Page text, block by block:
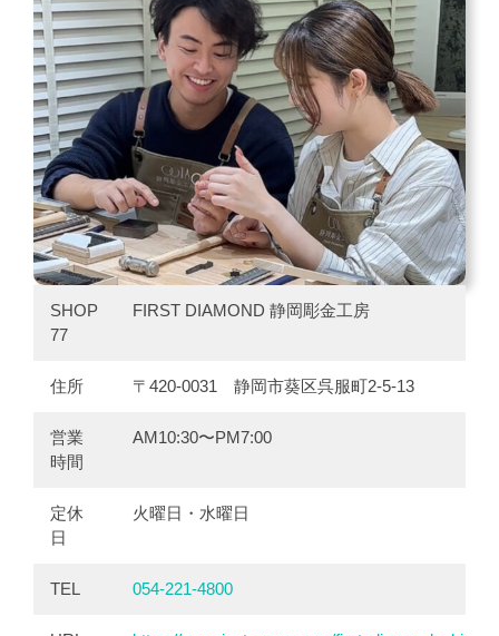
SHOP
77
FIRST DIAMOND 静岡彫金工房
住所 〒420-0031 静岡市葵区呉服町2-5-13
営業
時間
AM10:30〜PM7:00
定休
日
火曜日・水曜日
TEL 054-221-4800